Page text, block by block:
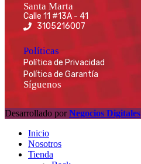
Santa Marta
Calle 11 #13A - 41
3105216007
Políticas
Política de Privacidad
Política de Garantía
Síguenos
Desarrollado por Negocios Digitales
Inicio
Nosotros
Tienda